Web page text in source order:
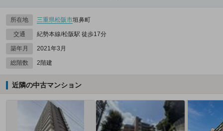
所在地 三重県松阪市垣鼻町
交通 紀勢本線/松阪駅 徒歩17分
築年月 2021年3月
総階数 2階建
近隣の中古マンション